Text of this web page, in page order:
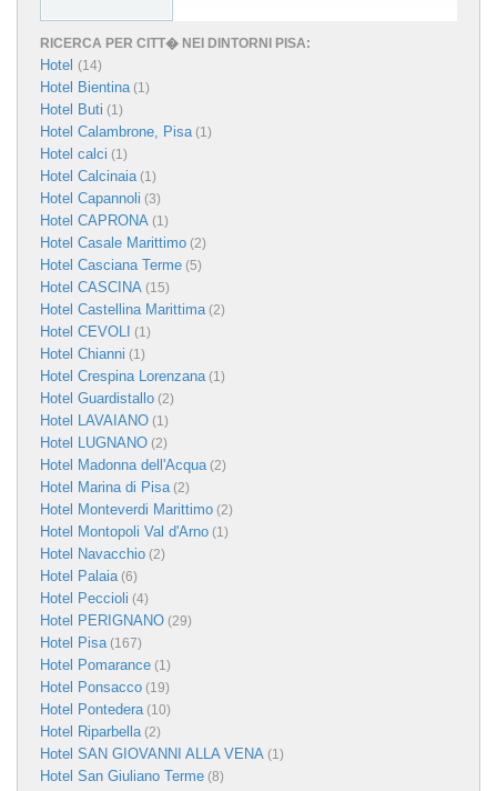
RICERCA PER CITT� NEI DINTORNI PISA:
Hotel (14)
Hotel Bientina(1)
Hotel Buti (1)
Hotel Calambrone, Pisa(1)
Hotel calci (1)
Hotel Calcinaia(1)
Hotel Capannoli (3)
Hotel CAPRONA (1)
Hotel Casale Marittimo (2)
Hotel Casciana Terme (5)
Hotel CASCINA (15)
Hotel Castellina Marittima(2)
Hotel CEVOLI (1)
Hotel Chianni (1)
Hotel Crespina Lorenzana(1)
Hotel Guardistallo (2)
Hotel LAVAIANO (1)
Hotel LUGNANO (2)
Hotel Madonna dell'Acqua(2)
Hotel Marina di Pisa(2)
Hotel Monteverdi Marittimo (2)
Hotel Montopoli Val d'Arno (1)
Hotel Navacchio (2)
Hotel Palaia(6)
Hotel Peccioli (4)
Hotel PERIGNANO (29)
Hotel Pisa(167)
Hotel Pomarance (1)
Hotel Ponsacco (19)
Hotel Pontedera(10)
Hotel Riparbella(2)
Hotel SAN GIOVANNI ALLA VENA (1)
Hotel San Giuliano Terme (8)